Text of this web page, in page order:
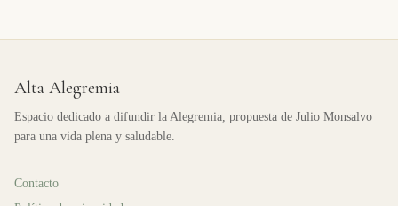
Alta Alegremia
Espacio dedicado a difundir la Alegremia, propuesta de Julio Monsalvo
para una vida plena y saludable.
Contacto